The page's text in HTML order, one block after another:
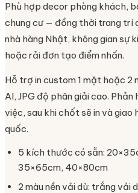
Phù hợp decor phòng khách,
chung cư — đồng thời trang trí
nhà hàng Nhật, không gian sự
hoặc rải đơn tạo điểm nhấn.
Hỗ trợ in custom 1 mặt hoặc 2
AI, JPG độ phân giải cao.
việc, sau khi chốt sẽ in và
quốc.
5 kích thước có sẵn:
35×65cm, 40×80cm
2 màu nền vải dù: trắng